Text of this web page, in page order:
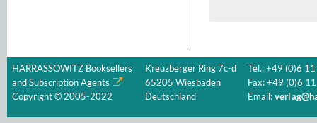
HARRASSOWITZ Booksellers
and Subscription Agents
Copyright © 2005-2022
Kreuzberger Ring 7c-d
65205 Wiesbaden
Deutschland
Tel.: +49 (0)6
Fax: +49 (0)6
Email: